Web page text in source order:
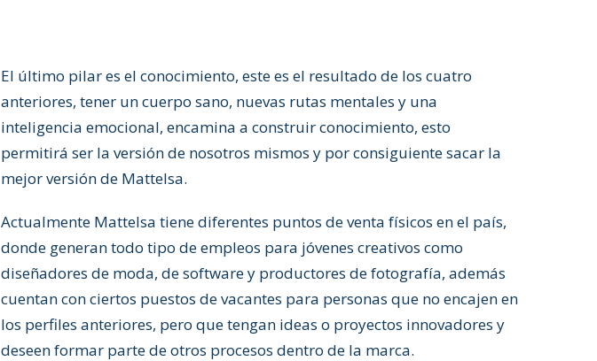
El último pilar es el conocimiento, este es el resultado de los cuatro
anteriores, tener un cuerpo sano, nuevas rutas mentales y una
inteligencia emocional, encamina a construir conocimiento, esto
permitirá ser la versión de nosotros mismos y por consiguiente sacar la
mejor versión de Mattelsa.
Actualmente Mattelsa tiene diferentes puntos de venta físicos en el país,
donde generan todo tipo de empleos para jóvenes creativos como
diseñadores de moda, de software y productores de fotografía, además
cuentan con ciertos puestos de vacantes para personas que no encajen en
los perfiles anteriores, pero que tengan ideas o proyectos innovadores y
deseen formar parte de otros procesos dentro de la marca.